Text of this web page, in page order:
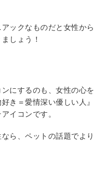
ックなものだと女性から
しょう！
にするのも、女性の心を
き＝愛情深い優しい人』
イコンです。
ら、ペットの話題でより